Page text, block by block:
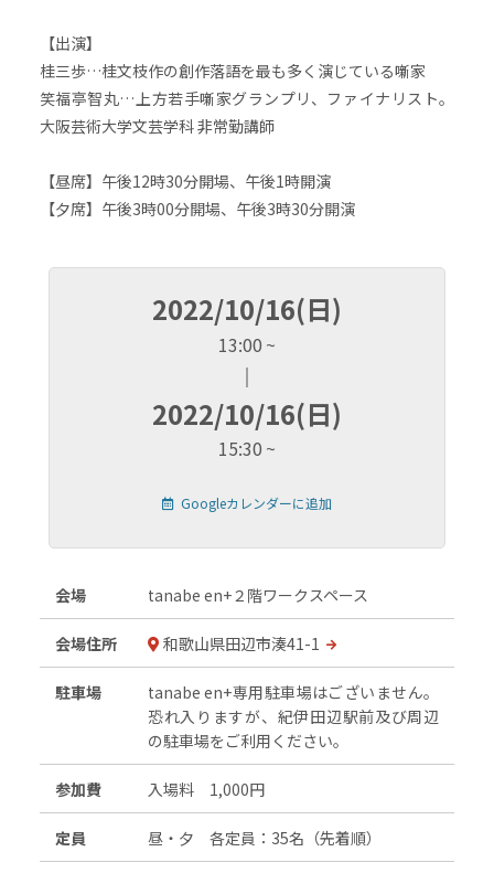
【出演】
桂三歩…桂文枝作の創作落語を最も多く演じている噺家
笑福亭智丸…上方若手噺家グランプリ、ファイナリスト。
大阪芸術大学文芸学科 非常勤講師
【昼席】午後12時30分開場、午後1時開演
【夕席】午後3時00分開場、午後3時30分開演
2022/10/16(日)
13:00
2022/10/16(日)
15:30
Googleカレンダーに追加
会場 tanabe en+２階ワークスペース
会場住所 和歌山県田辺市湊41-1
駐車場
tanabe en+専用駐車場はございません。
恐れ入りますが、紀伊田辺駅前及び周辺
の駐車場をご利用ください。
参加費 入場料 1,000円
定員 昼・夕 各定員：35名（先着順）